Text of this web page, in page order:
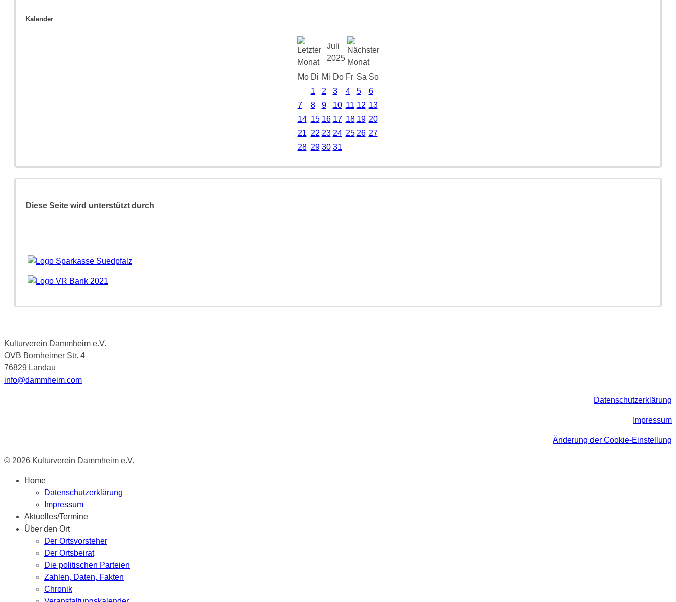
Kalender
Juli
2025
Mo Di Mi Do Fr Sa So
1
2 3 4 5
6
7
8 9 10 11 12 13
14 15 16 17 18 19 20
21 22 23 24 25 26 27
28 29 30 31
Diese Seite wird unterstützt durch
Kulturverein Dammheim e.V.
OVB Bornheimer Str. 4
76829 Landau
info@dammheim.com
Datenschutzerklärung
Impressum
Änderung der Cookie-Einstellung
© 2026 Kulturverein Dammheim e.V.
Home
Datenschutzerklärung
Impressum
Aktuelles/Termine
Über den Ort
Der Ortsvorsteher
Der Ortsbeirat
Die politischen Parteien
Zahlen, Daten, Fakten
Chronik